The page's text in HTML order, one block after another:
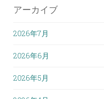
アーカイブ
2026年7月
2026年6月
2026年5月